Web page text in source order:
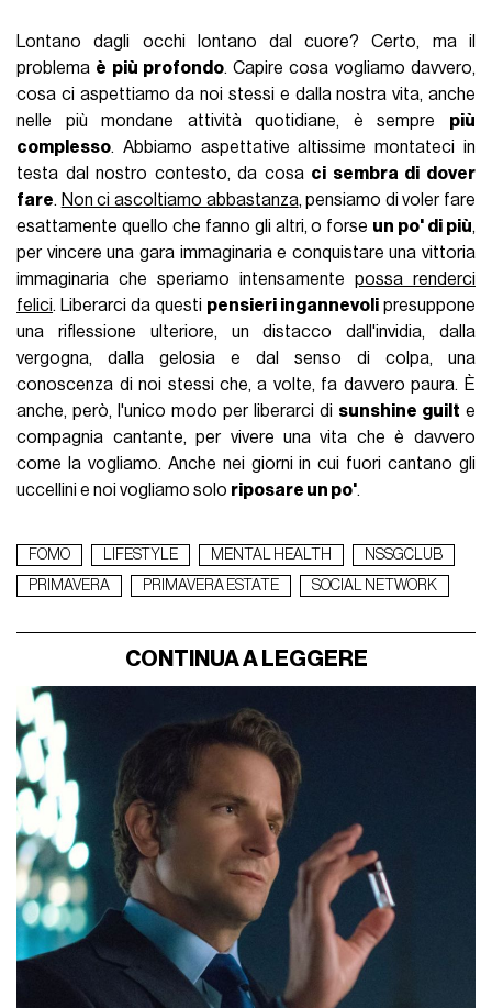
Lontano dagli occhi lontano dal cuore? Certo, ma il
problema è più profondo. Capire cosa vogliamo davvero,
cosa ci aspettiamo da noi stessi e dalla nostra vita, anche
nelle più mondane attività quotidiane, è sempre più
complesso. Abbiamo aspettative altissime montateci in
testa dal nostro contesto, da cosa ci sembra di dover
fare. Non ci ascoltiamo abbastanza, pensiamo di voler fare
esattamente quello che fanno gli altri, o forse un po' di più,
per vincere una gara immaginaria e conquistare una vittoria
immaginaria che speriamo intensamente possa renderci
felici. Liberarci da questi pensieri ingannevoli presuppone
una riflessione ulteriore, un distacco dall'invidia, dalla
vergogna, dalla gelosia e dal senso di colpa, una
conoscenza di noi stessi che, a volte, fa davvero paura. È
anche, però, l'unico modo per liberarci di sunshine guilt e
compagnia cantante, per vivere una vita che è davvero
come la vogliamo. Anche nei giorni in cui fuori cantano gli
uccellini e noi vogliamo solo riposare un po'.
FOMO LIFESTYLE MENTAL HEALTH
NSSGCLUB
PRIMAVERA
PRIMAVERA ESTATE SOCIAL NETWORK
CONTINUA A LEGGERE